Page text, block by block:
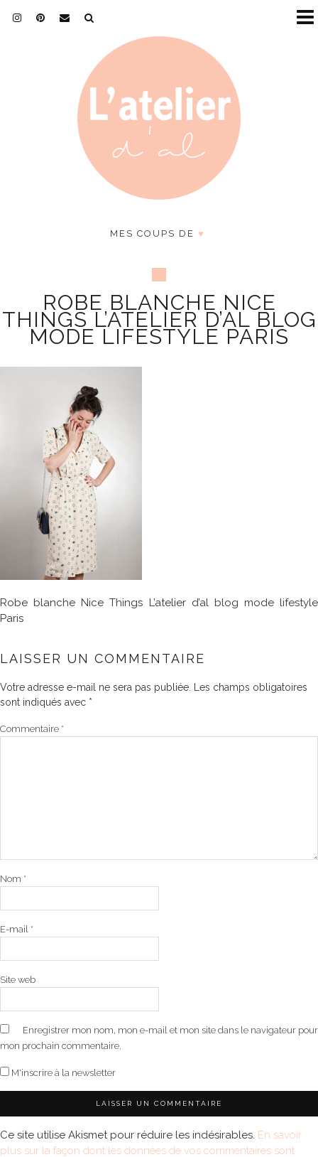
MES COUPS DE ♥
ROBE BLANCHE NICE
THINGS L’ATELIER D’AL BLOG
MODE LIFESTYLE PARIS
Robe blanche Nice Things L’atelier d’al blog mode lifestyle
Paris
LAISSER UN COMMENTAIRE
Votre adresse e-mail ne sera pas publiée.
Les champs obligatoires
sont indiqués avec *
Commentaire *
Nom *
E-mail *
Site web
Enregistrer mon nom, mon e-mail et mon site dans le navigateur pour
mon prochain commentaire.
M'inscrire à la newsletter
Ce site utilise Akismet pour réduire les indésirables. En savoir
plus sur la façon dont les données de vos commentaires sont